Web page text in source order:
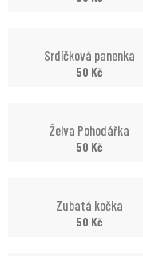
Srdíčková panenka
50 Kč
Želva Pohodářka
50 Kč
Zubatá kočka
50 Kč